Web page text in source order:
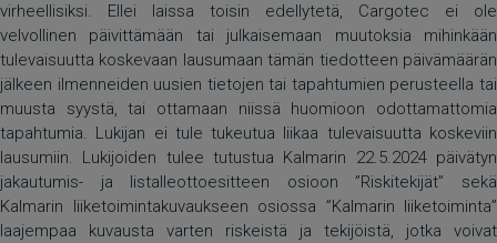
virheellisiksi. Ellei laissa toisin edellytetä, Cargotec ei ole
velvollinen päivittämään tai julkaisemaan muutoksia mihinkään
tulevaisuutta koskevaan lausumaan tämän tiedotteen päivämäärän
jälkeen ilmenneiden uusien tietojen tai tapahtumien perusteella tai
muusta syystä, tai ottamaan niissä huomioon odottamattomia
tapahtumia. Lukijan ei tule tukeutua liikaa tulevaisuutta koskeviin
lausumiin. Lukijoiden tulee tutustua Kalmarin 22.5.2024 päivätyn
jakautumis- ja listalleottoesitteen osioon ”Riskitekijät” sekä
Kalmarin liiketoimintakuvaukseen osiossa ”Kalmarin liiketoiminta”
laajempaa kuvausta varten riskeistä ja tekijöistä, jotka voivat